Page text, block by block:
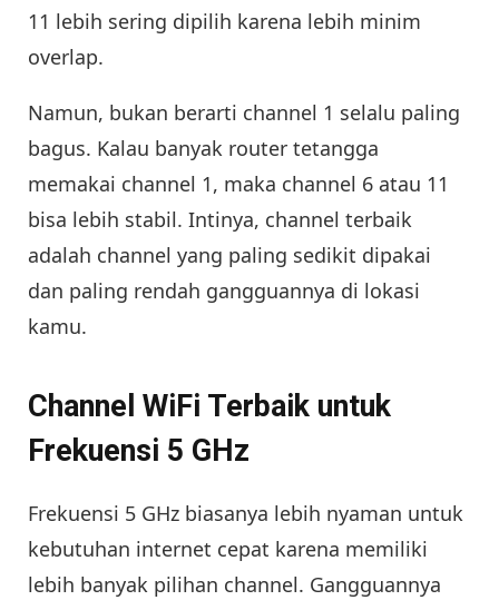
11 lebih sering dipilih karena lebih minim
overlap.
Namun, bukan berarti channel 1 selalu paling
bagus. Kalau banyak router tetangga
memakai channel 1, maka channel 6 atau 11
bisa lebih stabil. Intinya, channel terbaik
adalah channel yang paling sedikit dipakai
dan paling rendah gangguannya di lokasi
kamu.
Channel WiFi Terbaik untuk
Frekuensi 5 GHz
Frekuensi 5 GHz biasanya lebih nyaman untuk
kebutuhan internet cepat karena memiliki
lebih banyak pilihan channel. Gangguannya